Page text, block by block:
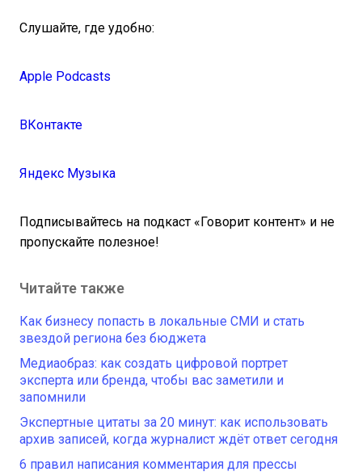
Слушайте, где удобно:
Apple Podcasts
ВКонтакте
Яндекс Музыка
Подписывайтесь на подкаст «Говорит контент» и не
пропускайте полезное!
Читайте также
Как бизнесу попасть в локальные СМИ и стать
звездой региона без бюджета
Медиаобраз: как создать цифровой портрет
эксперта или бренда, чтобы вас заметили и
запомнили
Экспертные цитаты за 20 минут: как использовать
архив записей, когда журналист ждёт ответ сегодня
6 правил написания комментария для прессы